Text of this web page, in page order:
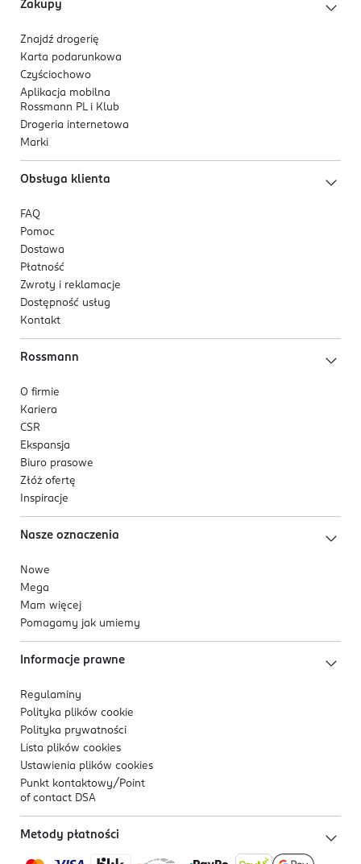
Orien Trade OÜ
50303
Tartu
info@orientrade.com
37251902620
EE-Estonia
8 809835 060058
Zakupy
Znajdź drogerię
Karta podarunkowa
Czyściochowo
Aplikacja mobilna
Rossmann PL i Klub
Drogeria internetowa
Marki
Obsługa klienta
FAQ
Pomoc
Dostawa
Płatność
Zwroty i reklamacje
Dostępność usług
Kontakt
Rossmann
O firmie
Kariera
CSR
Ekspansja
Biuro prasowe
Złóż ofertę
Inspiracje
Nasze oznaczenia
Nowe
Mega
Mam więcej
Pomagamy jak umiemy
Informacje prawne
Regulaminy
Polityka plików cookie
Polityka prywatności
Lista plików cookies
Ustawienia plików cookies
Punkt kontaktowy/ Point
of contact DSA
Metody płatności